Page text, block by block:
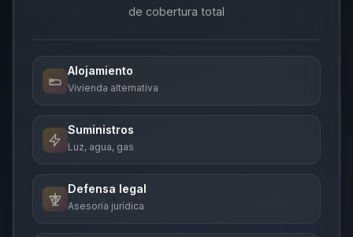
de cobertura total
Alojamiento
Vivienda alternativa
Suministros
Luz, agua, gas
Defensa legal
Asesoría jurídica